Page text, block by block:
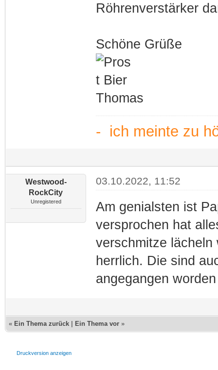
Röhrenverstärker
Schöne Grüße
Thomas
- ich meinte zu
Westwood-
RockCity
Unregistered
03.10.2022, 11:52
Am genialsten ist
versprochen hat
verschmitze
herrlich. Die sind
angegangen
« Ein Thema zurück Ein Thema vor »
Druckversion anzeigen